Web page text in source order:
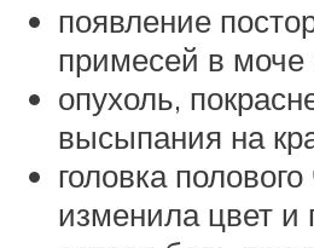
появление
примесей в моче
опухоль,
высыпания на
головка
изменила цвет и